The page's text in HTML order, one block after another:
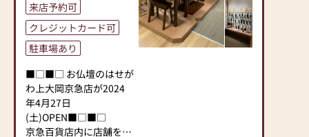
ております。1,000種類
以上の組み合わせの中か
らお客様に合ったお仏
壇・お仏具をご提案いた
します。
≪「カリモク家具」との
協同開発≫
お仏壇のはせがわは、日
来店予約可
クレジットカード可
駐車場あり
■□■□ お仏壇のはせが
わ上大岡京急店が2024
年4月27日
(土)OPEN■□■□
京急百貨店内に店舗をか